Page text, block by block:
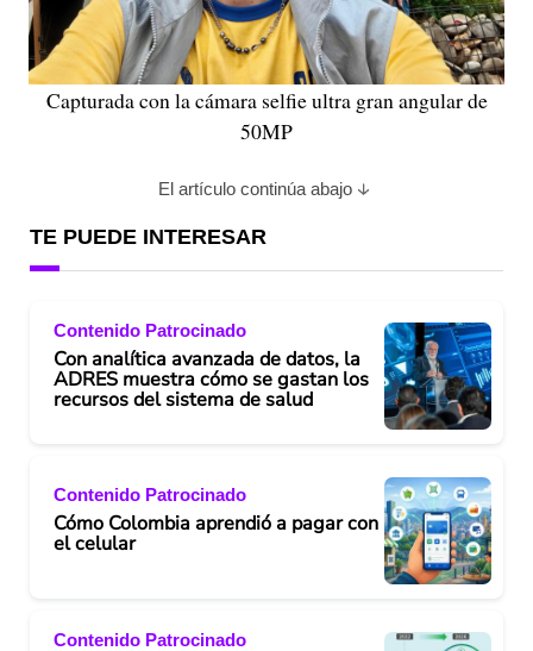
Capturada con la cámara selfie ultra gran angular de
50MP
El artículo continúa abajo
TE PUEDE INTERESAR
Contenido Patrocinado
Con analítica avanzada de datos, la
ADRES muestra cómo se gastan los
recursos del sistema de salud
Contenido Patrocinado
Cómo Colombia aprendió a pagar con
el celular
Contenido Patrocinado